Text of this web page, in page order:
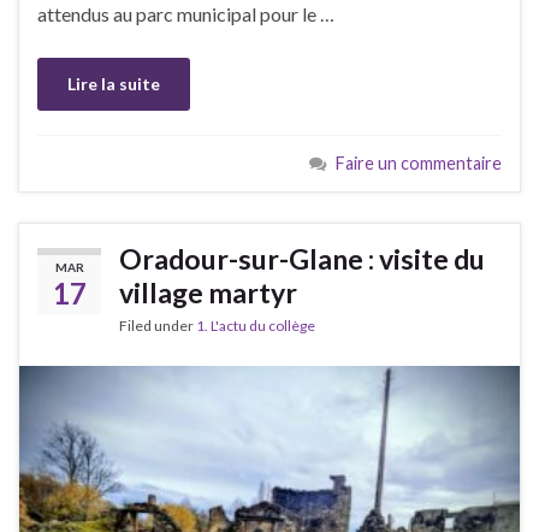
attendus au parc municipal pour le …
Lire la suite
Faire un commentaire
MAR
17
Oradour-sur-Glane : visite du
village martyr
Filed under 1. L'actu du collège